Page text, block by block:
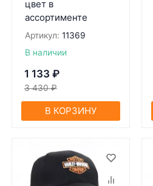
цвет в
ассортименте
Артикул: 11369
В наличии
1 133 ₽
3 430 ₽
В КОРЗИНУ